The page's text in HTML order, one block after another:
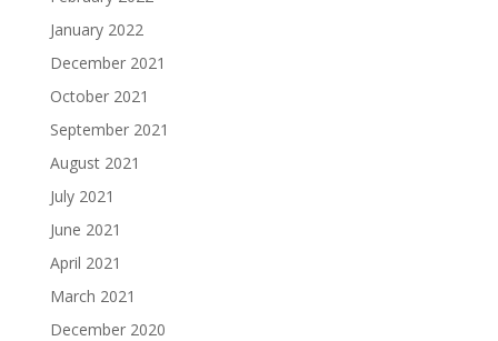
January 2022
December 2021
October 2021
September 2021
August 2021
July 2021
June 2021
April 2021
March 2021
December 2020